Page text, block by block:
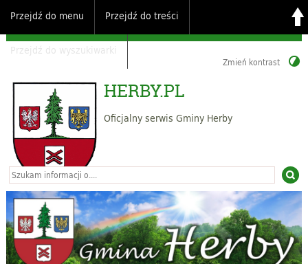
Przejdź do menu Przejdź do treści
Przejdź do wyszukiwarki
Zmień kontrast
HERBY.PL
Oficjalny serwis Gminy Herby